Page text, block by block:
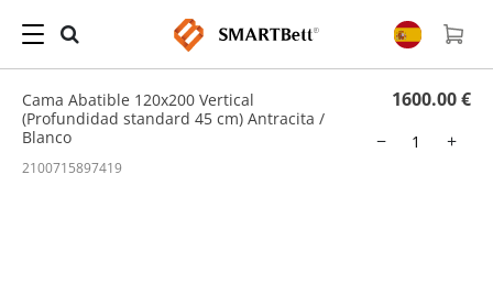
Hogar Cama Abatible
/ Cama Abatible 120x200 Vertical (Profundidad standard 45
Cama Abatible 120x200 Vertical
(Profundidad standard 45 cm) Antracita /
Blanco
1600.00 €
−
+
2100715897419